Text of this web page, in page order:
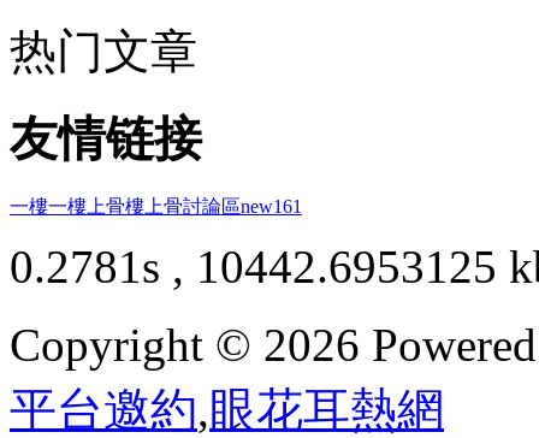
热门文章
友情链接
一樓一樓上骨樓上骨討論區new161
0.2781s , 10442.6953125
Copyright © 2026
平台邀約,眼花耳熱網